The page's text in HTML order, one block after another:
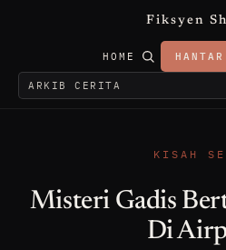
Fiksyen
HOME
KISAH
Misteri Gadis
Di